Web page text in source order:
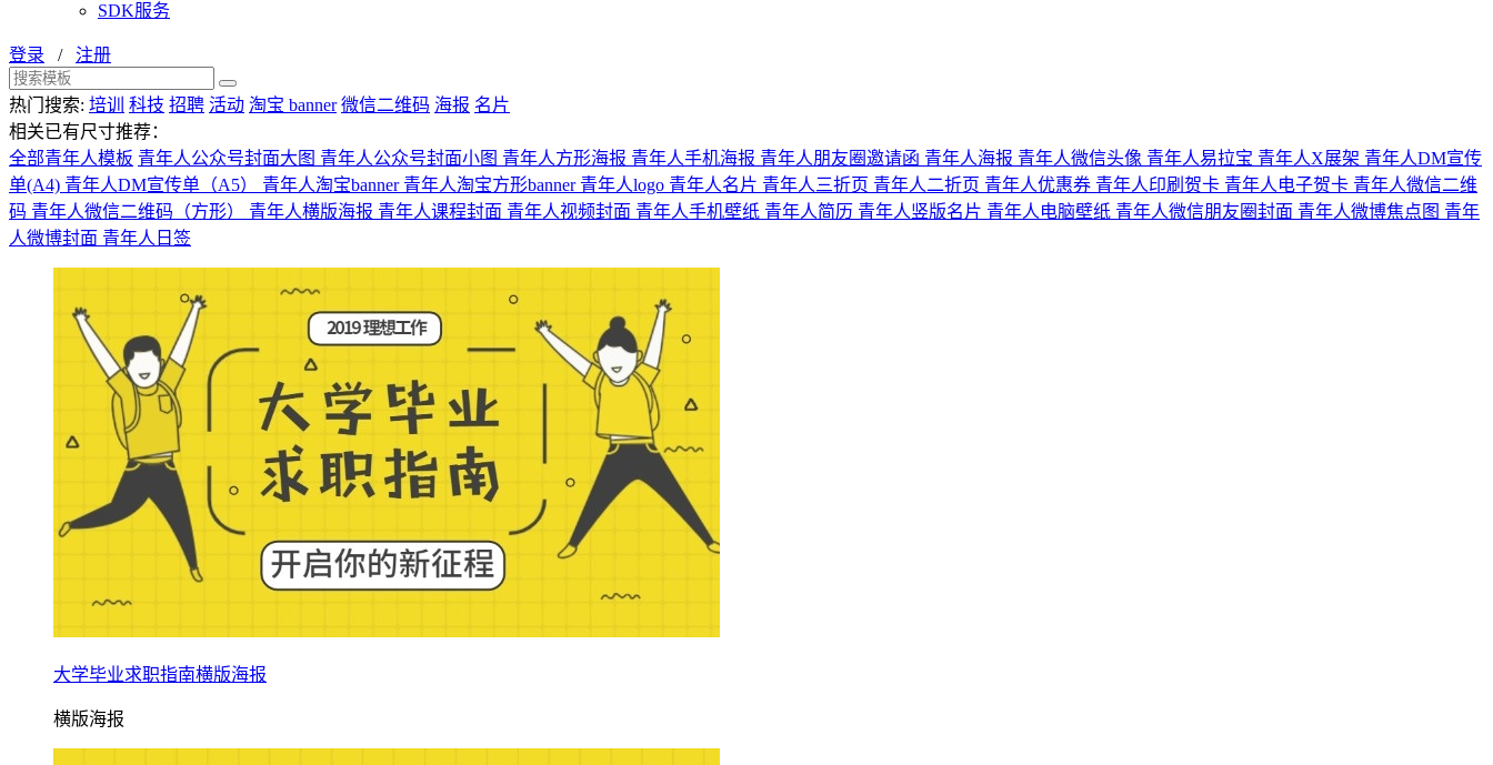
SDK服务
登录 / 注册
热门搜索: 培训 科技 招聘 活动 淘宝 banner 微信二维码 海报 名片
相关已有尺寸推荐：
全部青年人模板 青年人公众号封面大图 青年人公众号封面小图 青年人方形海报 青年人手机海报 青年人朋友圈邀请函 青年人海报 青年人微信头像 青年人易拉宝 青年人X展架 青年人DM宣传
单(A4) 青年人DM宣传单（A5） 青年人淘宝banner 青年人淘宝方形banner 青年人logo 青年人名片 青年人三折页 青年人二折页 青年人优惠券 青年人印刷贺卡 青年人电子贺卡 青年人微信二维
码 青年人微信二维码（方形） 青年人横版海报 青年人课程封面 青年人视频封面 青年人手机壁纸 青年人简历 青年人竖版名片 青年人电脑壁纸 青年人微信朋友圈封面 青年人微博焦点图 青年
人微博封面 青年人日签
大学毕业求职指南横版海报
横版海报